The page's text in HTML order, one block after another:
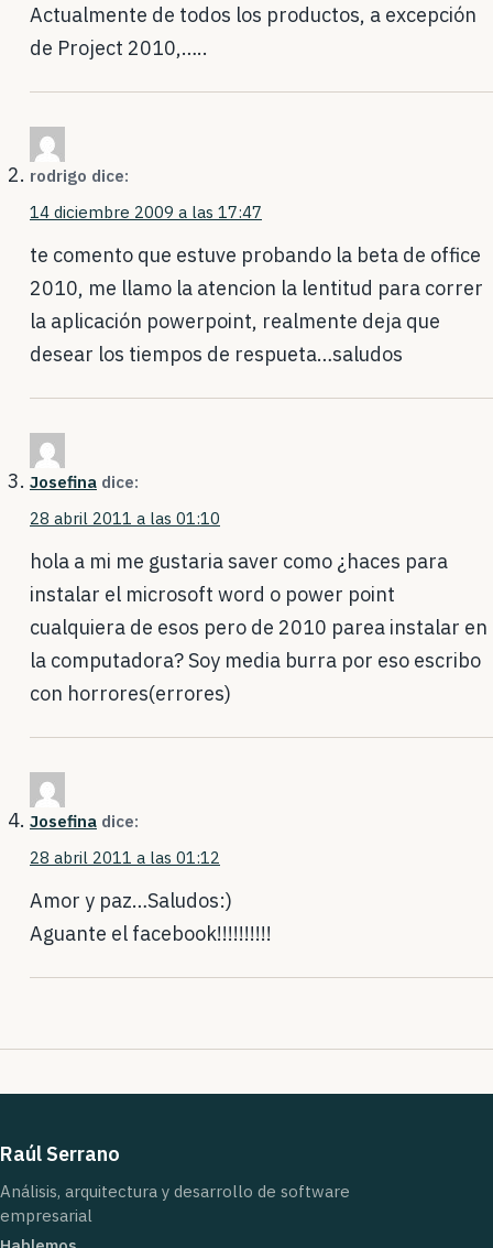
Actualmente de todos los productos, a excepción
de Project 2010,…..
rodrigo dice:
14 diciembre 2009 a las 17:47
te comento que estuve probando la beta de office
2010, me llamo la atencion la lentitud para correr
la aplicación powerpoint, realmente deja que
desear los tiempos de respueta…saludos
Josefina dice:
28 abril 2011 a las 01:10
hola a mi me gustaria saver como ¿haces para
instalar el microsoft word o power point
cualquiera de esos pero de 2010 parea instalar en
la computadora? Soy media burra por eso escribo
con horrores(errores)
Josefina dice:
28 abril 2011 a las 01:12
Amor y paz…Saludos:)
Aguante el facebook!!!!!!!!!!
Raúl Serrano
Análisis, arquitectura y desarrollo de software
empresarial